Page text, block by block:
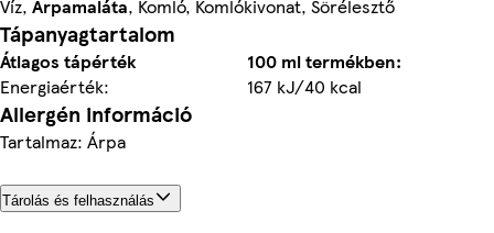
Víz, Árpamaláta, Komló, Komlókivonat, Sörélesztő
Tápanyagtartalom
Átlagos tápérték
100 ml termékben:
Energiaérték:
167 kJ/40 kcal
Allergén információ
Tartalmaz: Árpa
Tárolás és felhasználás